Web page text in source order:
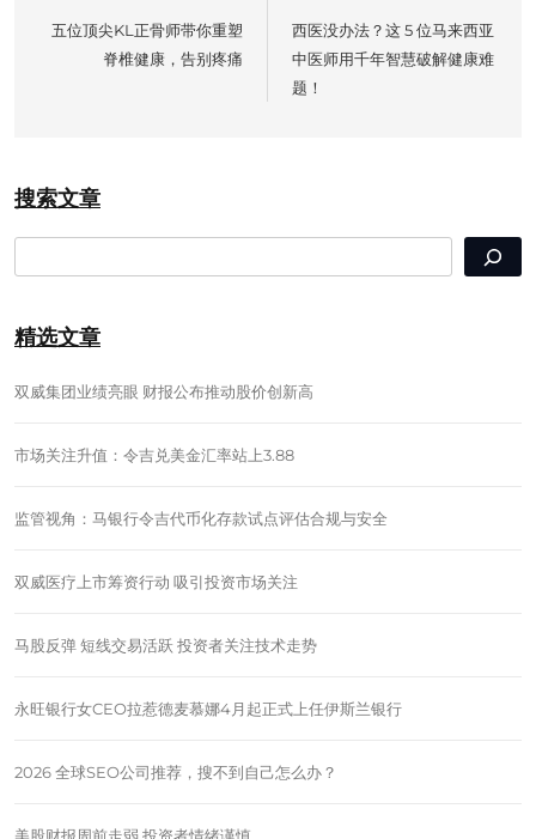
五位顶尖KL正骨师带你重塑
脊椎健康，告别疼痛
西医没办法？这 5 位马来西亚
中医师用千年智慧破解健康难
题！
搜索文章
精选文章
双威集团业绩亮眼 财报公布推动股价创新高
市场关注升值：令吉兑美金汇率站上3.88
监管视角：马银行令吉代币化存款试点评估合规与安全
双威医疗上市筹资行动 吸引投资市场关注
马股反弹 短线交易活跃 投资者关注技术走势
永旺银行女CEO拉惹德麦慕娜4月起正式上任伊斯兰银行
2026 全球SEO公司推荐，搜不到自己怎么办？
美股财报周前走弱 投资者情绪谨慎